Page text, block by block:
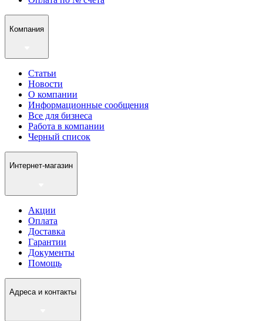
Компания
Статьи
Новости
О компании
Информационные сообщения
Все для бизнеса
Работа в компании
Черный список
Интернет-магазин
Акции
Оплата
Доставка
Гарантии
Документы
Помощь
Адреса и контакты